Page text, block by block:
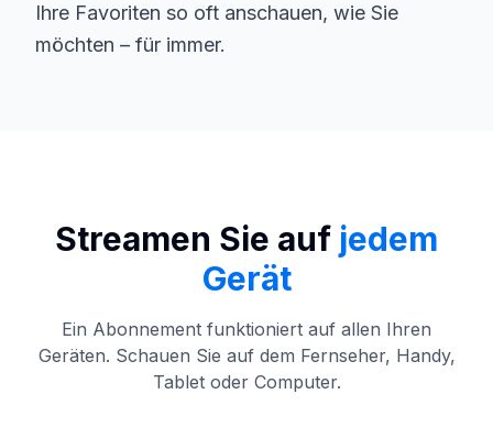
Ihre Favoriten so oft anschauen, wie Sie
möchten – für immer.
Streamen Sie auf jedem
Gerät
Ein Abonnement funktioniert auf allen Ihren
Geräten. Schauen Sie auf dem Fernseher, Handy,
Tablet oder Computer.